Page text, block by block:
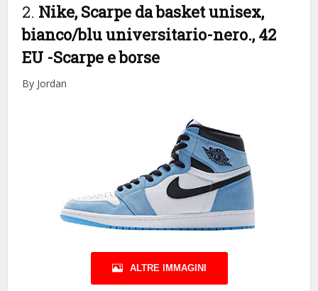
2. Nike, Scarpe da basket unisex,
bianco/blu universitario-nero., 42
EU -Scarpe e borse
By Jordan
ALTRE IMMAGINI